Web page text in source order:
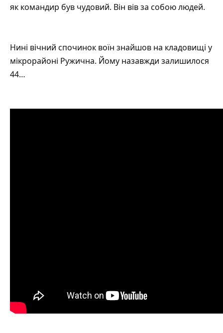
як командир був чудовий. Він вів за собою людей.
Нині вічний спочинок воїн знайшов на кладовищі у
мікрорайоні Ружична. Йому назавжди залишилося
44…